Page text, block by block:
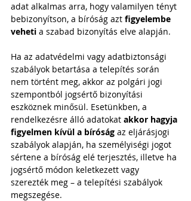
adat alkalmas arra, hogy valamilyen tényt
bebizonyítson, a bíróság azt figyelembe
veheti a szabad bizonyítás elve alapján.
Ha az adatvédelmi vagy adatbiztonsági
szabályok betartása a telepítés során
nem történt meg, akkor az polgári jogi
szempontból jogsértő bizonyítási
eszköznek minősül. Esetünkben, a
rendelkezésre álló adatokat akkor hagyja
figyelmen kívül a bíróság az eljárásjogi
szabályok alapján, ha személyiségi jogot
sértene a bíróság elé terjesztés, illetve ha
jogsértő módon keletkezett vagy
szerezték meg – a telepítési szabályok
megszegése.